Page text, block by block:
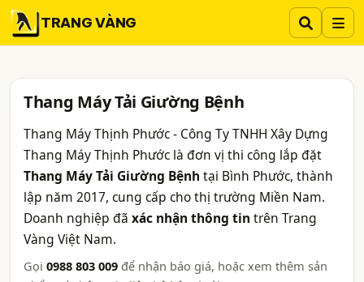
TRANG VÀNG
Thang Máy Tải Giường Bệnh
Thang Máy Thịnh Phước - Công Ty TNHH Xây Dựng
Thang Máy Thịnh Phước là đơn vị thi công lắp đặt
Thang Máy Tải Giường Bệnh tại Bình Phước, thành
lập năm 2017, cung cấp cho thị trường Miền Nam.
Doanh nghiệp đã xác nhận thông tin trên Trang
Vàng Việt Nam.
Gọi 0988 803 009 để nhận báo giá, hoặc xem thêm sản